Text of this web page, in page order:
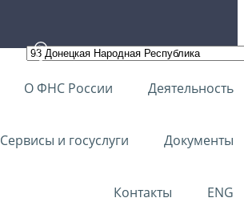
О ФНС России Деятельность
Сервисы и госуслуги Документы
Контакты ENG